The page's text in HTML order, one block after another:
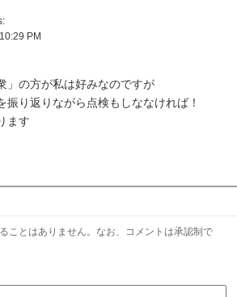
PM
」の方が私は好みなのですが
振り返りながら点検もしななければ！
ます
ことはありません。なお、コメントは承認制で